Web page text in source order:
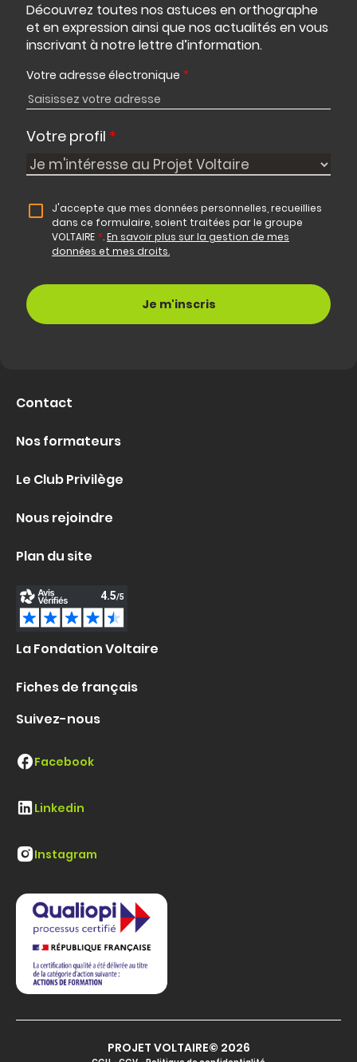
Découvrez toutes nos astuces en orthographe
et en expression ainsi que nos actualités en vous
inscrivant à notre lettre d’information.
Votre adresse électronique *
Votre profil *
J'accepte que mes données personnelles, recueillies
dans ce formulaire, soient traitées par le groupe
VOLTAIRE *.En savoir plus sur la gestion de mes
données et mes droits.
Contact
Nos formateurs
Le Club Privilège
Nous rejoindre
Plan du site
La Fondation Voltaire
Fiches de français
Suivez-nous
Facebook
Linkedin
Instagram
PROJET VOLTAIRE© 2026